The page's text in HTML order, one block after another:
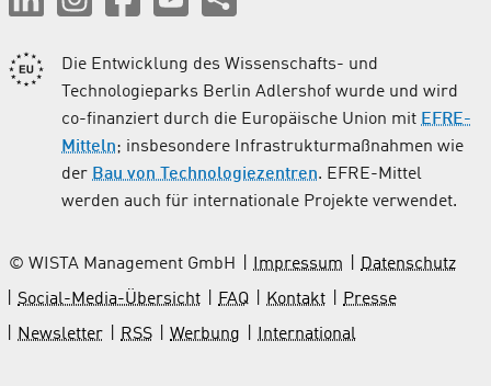
Die Entwicklung des Wissenschafts- und
Technologieparks Berlin Adlershof wurde und wird
co-finanziert durch die Europäische Union mit EFRE-
Mitteln; insbesondere Infrastrukturmaßnahmen wie
der Bau von Technologiezentren. EFRE-Mittel
werden auch für internationale Projekte verwendet.
© WISTA Management GmbH Impressum
Datenschutz
Social-Media-Übersicht
FAQ Kontakt
Presse
Newsletter
RSS Werbung International